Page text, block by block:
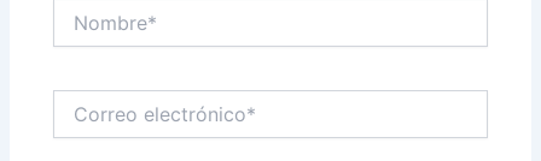
electrónico*